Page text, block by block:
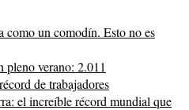
como un comodín. Esto no es
pleno verano: 2.011
de trabajadores
el increíble récord mundial que